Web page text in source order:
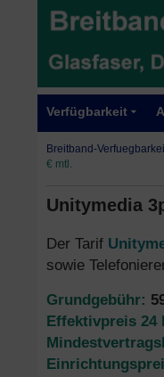
Verfügbarkeit
Breitband-
€ mtl.
Unitymedia
Der Tarif
sowie
Grundgebühr:
Effektivpreis 24